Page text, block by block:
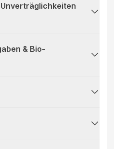
& Bio-